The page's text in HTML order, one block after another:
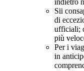
Sii
di
ufficiali;
più
Per i
in